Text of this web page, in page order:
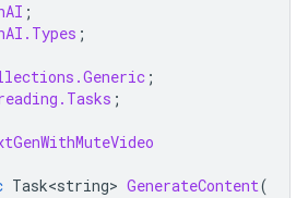
;
;
;
;
Task<string> GenerateContent(